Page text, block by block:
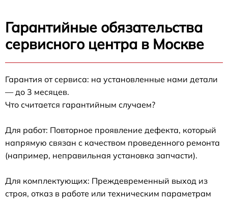
Гарантийные обязательства
сервисного центра в Москве
Гарантия от сервиса: на установленные нами детали
— до 3 месяцев.
Что считается гарантийным случаем?
Для работ: Повторное проявление дефекта, который
напрямую связан с качеством проведенного ремонта
(например, неправильная установка запчасти).
Для комплектующих: Преждевременный выход из
строя, отказ в работе или техническим параметрам